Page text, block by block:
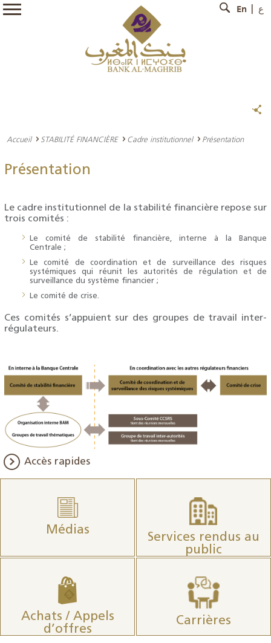
En ع
Accueil STABILITÉ FINANCIÈRE Cadre institutionnel Présentation
Présentation
Le cadre institutionnel de la stabilité financière repose sur
trois comités :
Le comité de stabilité financière, interne à la Banque
Centrale ;
Le comité de coordination et de surveillance des risques
systémiques qui réunit les autorités de régulation et de
surveillance du système financier ;
Le comité de crise.
Ces comités s’appuient sur des groupes de travail inter-
régulateurs.
Accès rapides
Médias
Services rendus au
public
Achats / Appels
d’offres
Carrières